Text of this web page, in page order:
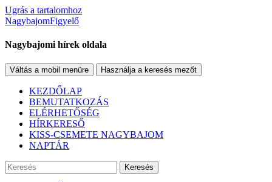
Ugrás a tartalomhoz
NagybajomFigyelő
Nagybajomi hírek oldala
Váltás a mobil menüre Használja a keresés mezőt
KEZDŐLAP
BEMUTATKOZÁS
ELÉRHETŐSÉG
HÍRKERESŐ
KISS-CSEMETE NAGYBAJOM
NAPTÁR
Keresés